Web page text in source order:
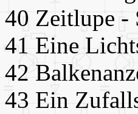
40 Zeitlupe -
41 Eine
42
43 Ein